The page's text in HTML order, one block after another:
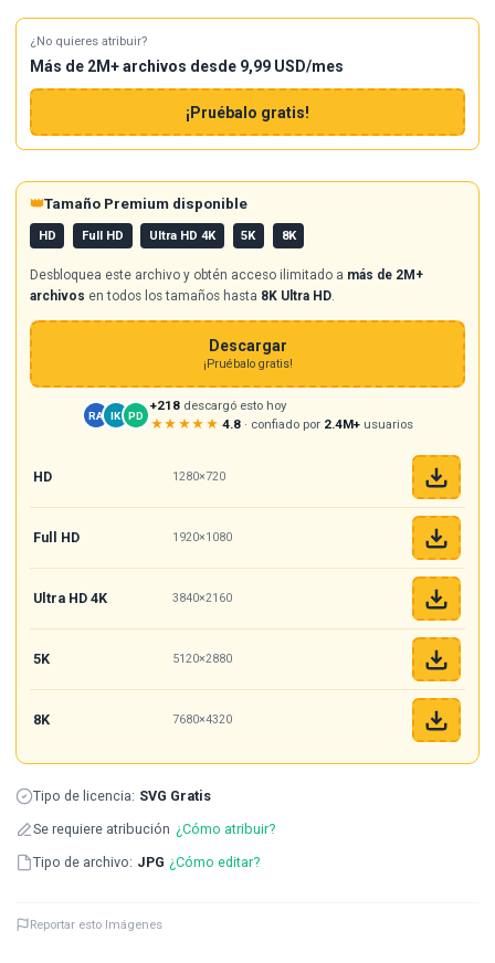
¿No quieres atribuir?
Más de 2M+ archivos desde 9,99 USD/mes
¡Pruébalo gratis!
👑Tamaño Premium disponible
HD Full HD Ultra HD 4K 5K 8K
Desbloquea este archivo y obtén acceso ilimitado a más de 2M+
archivos en todos los tamaños hasta 8K Ultra HD.
Descargar
¡Pruébalo gratis!
RA IK PD
+218descargó esto hoy
★★★★★ 4.8 · confiado por 2.4M+ usuarios
HD 1280×720
Full HD 1920×1080
Ultra HD 4K 3840×2160
5K 5120×2880
8K 7680×4320
Tipo de licencia: SVG Gratis
Se requiere atribución ¿Cómo atribuir?
Tipo de archivo: JPG ¿Cómo editar?
Reportar esto Imágenes